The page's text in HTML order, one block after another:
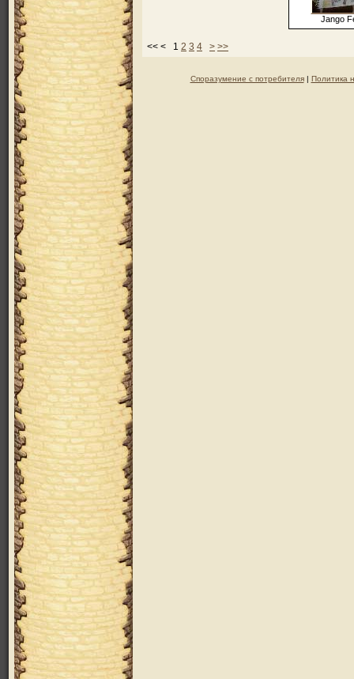
Jango
<< < 1 2 3 4 > >>
Споразумение с потребителя| Политика